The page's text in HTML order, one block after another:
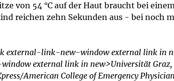
von 54 °C auf der Haut braucht bei
reichen zehn Sekunden aus - bei noch
external-link-new-window external link in
external link in new>Universität Graz,
American College of Emergency